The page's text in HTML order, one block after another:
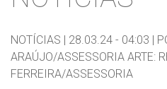
NOTÍCIAS | 28.03.24 - 04:03 |
ARAÚJO/ASSESSORIA ARTE:
FERREIRA/ASSESSORIA